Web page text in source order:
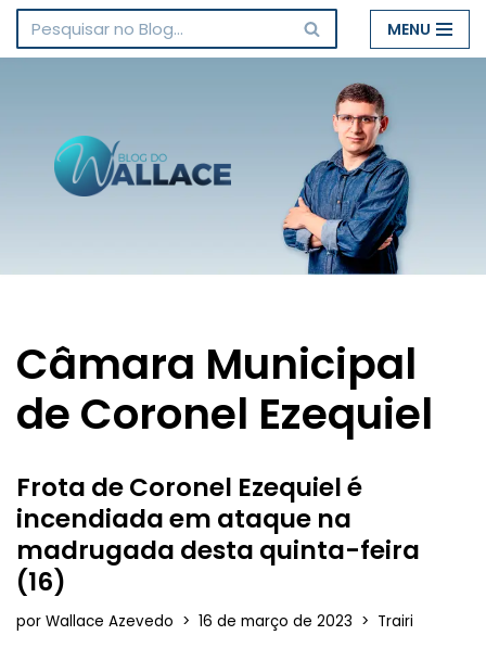
Pular
conteúdo
MENU
Câmara Municipal
de Coronel Ezequiel
Frota de Coronel Ezequiel é
incendiada em ataque na
madrugada desta quinta-feira
(16)
por Wallace Azevedo 16 de março de 2023 Trairi